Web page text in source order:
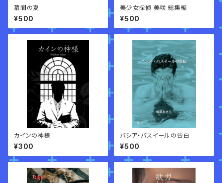
幕間の夏
¥500
美少女探偵 美咲 総集編
¥500
カインの神様
¥300
バシア・バスイールの告白
¥500